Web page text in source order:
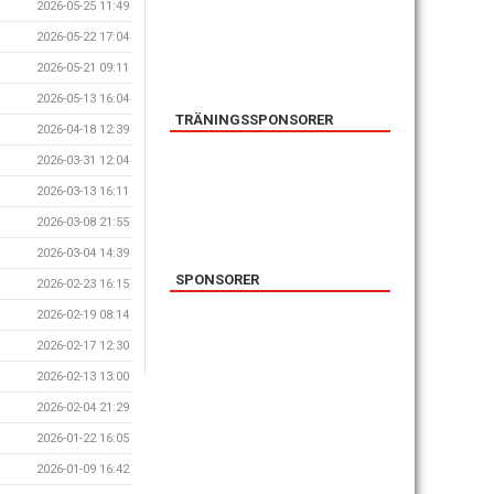
2026-05-25 11:49
2026-05-22 17:04
2026-05-21 09:11
2026-05-13 16:04
2026-04-18 12:39
2026-03-31 12:04
2026-03-13 16:11
2026-03-08 21:55
2026-03-04 14:39
2026-02-23 16:15
2026-02-19 08:14
2026-02-17 12:30
2026-02-13 13:00
2026-02-04 21:29
2026-01-22 16:05
2026-01-09 16:42
TRÄNINGSSPONSORER
SPONSORER